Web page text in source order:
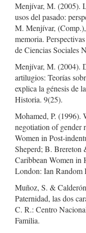
Menjívar, M. (2005).
usos del pasado:
M. Menjívar,
memoria.
de Ciencias Sociales
Menjívar, M. (2004).
artilugios: Teorías
explica la génesis de
Historia. 9(25).
Mohamed, P. (1996).
negotiation of gender
Women in Post-
Sheperd; B. Brereton
Caribbean Women in
London: Ian Random
Muñoz, S. &
Paternidad, las dos
C. R.: Centro
Familia.